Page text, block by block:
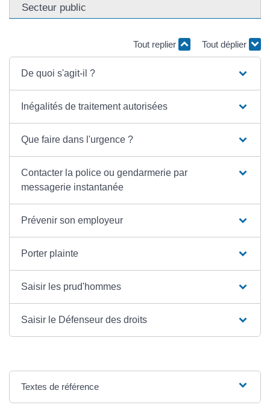
Secteur public
Tout replier Tout déplier
De quoi s'agit-il ?
Inégalités de traitement autorisées
Que faire dans l'urgence ?
Contacter la police ou gendarmerie par
messagerie instantanée
Prévenir son employeur
Porter plainte
Saisir les prud'hommes
Saisir le Défenseur des droits
Textes de référence